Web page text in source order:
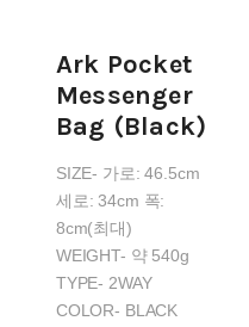
Ark Pocket
Messenger
Bag (Black)
SIZE- 가로: 46.5cm
세로: 34cm 폭:
8cm(최대)
WEIGHT- 약 540g
TYPE- 2WAY
COLOR- BLACK